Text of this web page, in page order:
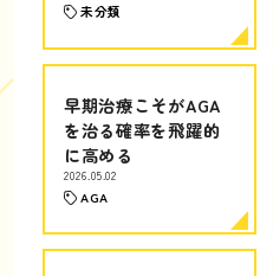
未分類
早期治療こそがAGA
を治る確率を飛躍的
に高める
2026.05.02
AGA